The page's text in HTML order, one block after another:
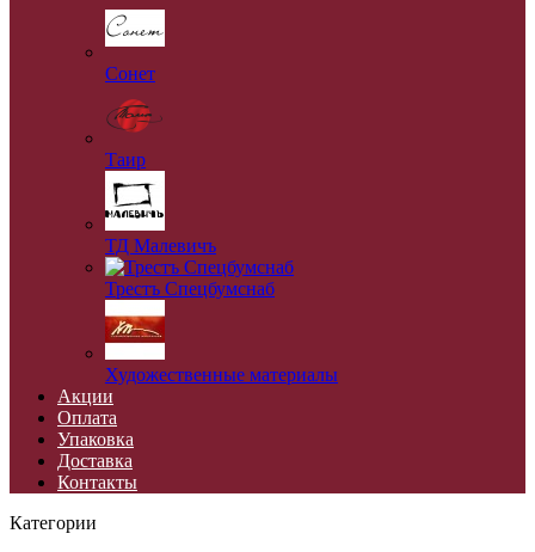
Сонет
Таир
ТД Малевичъ
Трестъ Спецбумснаб
Художественные материалы
Акции
Оплата
Упаковка
Доставка
Контакты
Категории